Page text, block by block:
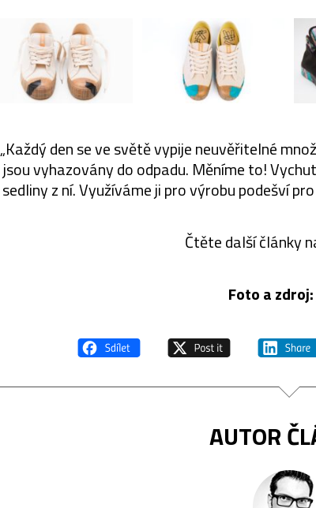
„Každý den se ve světě vypije neuvěřitelné
jsou vyhazovány do odpadu. Měníme to!
sedliny z ní. Využíváme ji pro výrobu podešví
Čtěte další články
Foto a zdroj:
AUTOR